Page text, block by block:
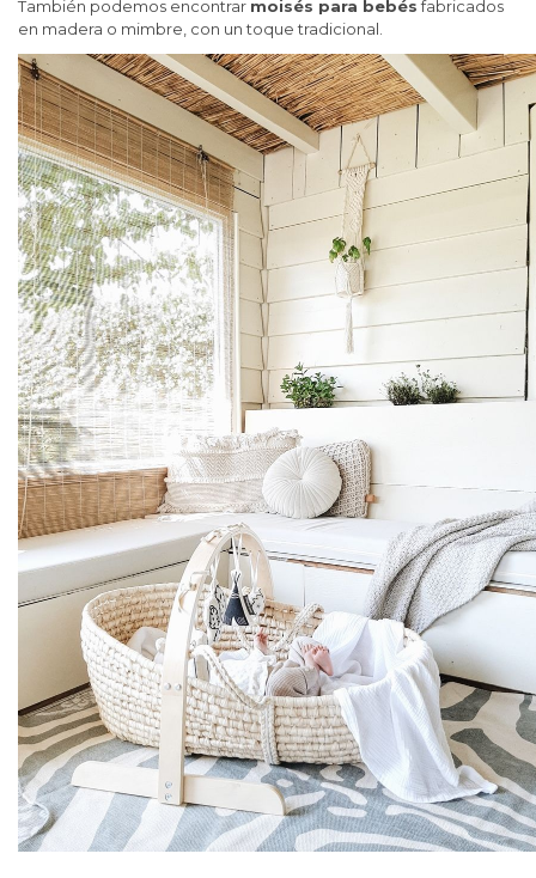
También podemos encontrar moisés para bebésfabricados
en madera o mimbre, con un toque tradicional.